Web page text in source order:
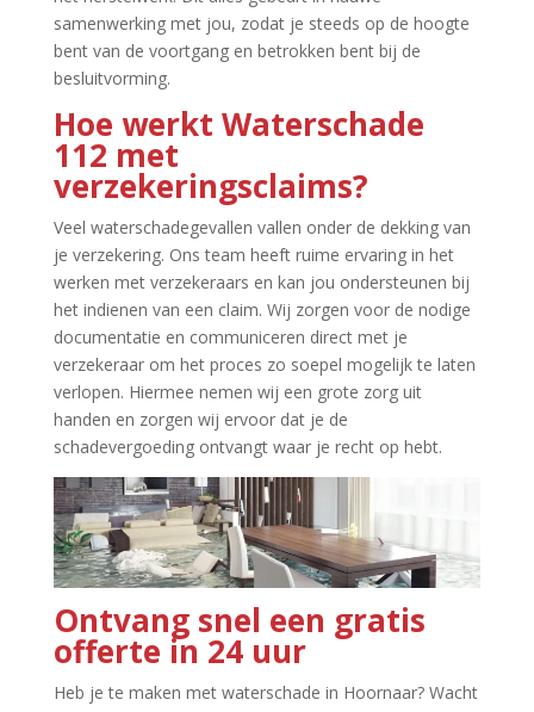
samenwerking met jou, zodat je steeds op de hoogte
bent van de voortgang en betrokken bent bij de
besluitvorming.​
Hoe werkt Waterschade
112 met
verzekeringsclaims?
Veel waterschadegevallen vallen onder de dekking van
je verzekering.​ Ons team heeft ruime ervaring in het
werken met verzekeraars en kan jou ondersteunen bij
het indienen van een claim.​ Wij zorgen voor de nodige
documentatie en communiceren direct met je
verzekeraar om het proces zo soepel mogelijk te laten
verlopen.​ Hiermee nemen wij een grote zorg uit
handen en zorgen wij ervoor dat je de
schadevergoeding ontvangt waar je recht op hebt.​
Ontvang snel een gratis
offerte in 24 uur
Heb je te maken met waterschade in Hoornaar? Wacht